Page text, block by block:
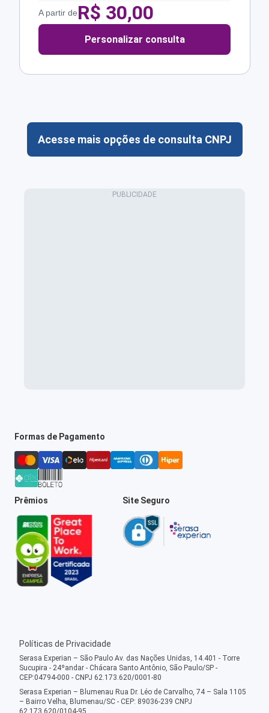
A partir deR$ 30,00
Personalizar consulta
Acesse mais opções de consulta CNPJ
Formas de Pagamento
Prêmios Site Seguro
Políticas de Privacidade
Serasa Experian – São Paulo Av. das Nações Unidas, 14.401 - Torre
Sucupira - 24ºandar - Chácara Santo Antônio, São Paulo/SP -
CEP:04794-000 - CNPJ 62.173.620/0001-80
Serasa Experian – Blumenau Rua Dr. Léo de Carvalho, 74 – Sala 1105
– Bairro Velha, Blumenau/SC - CEP: 89036-239 CNPJ
62.173.620/0104-95